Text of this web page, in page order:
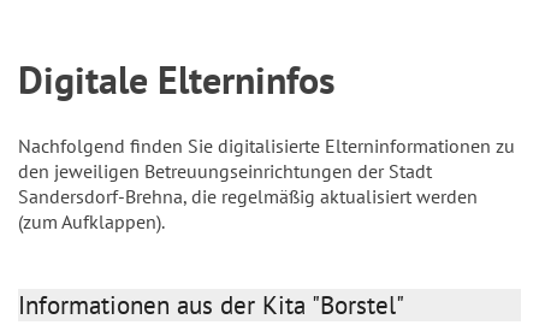
Digitale Elterninfos
Nachfolgend finden Sie digitalisierte Elterninformationen zu
den jeweiligen Betreuungseinrichtungen der Stadt
Sandersdorf-Brehna, die regelmäßig aktualisiert werden
(zum Aufklappen).
Informationen aus der Kita "Borstel"